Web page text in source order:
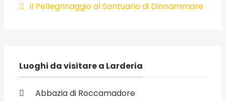
Il Pellegrinaggio al Santuario di Dinnammare
Luoghi da visitare a Larderia
Abbazia di Roccamadore